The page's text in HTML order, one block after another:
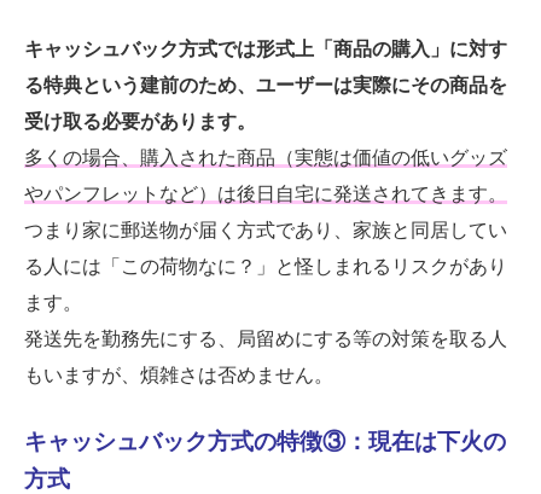
キャッシュバック方式では形式上「商品の購入」に対す
る特典という建前のため、ユーザーは実際にその商品を
受け取る必要があります。
多くの場合、購入された商品（実態は価値の低いグッズ
やパンフレットなど）は後日自宅に発送されてきます。
つまり家に郵送物が届く方式であり、家族と同居してい
る人には「この荷物なに？」と怪しまれるリスクがあり
ます。
発送先を勤務先にする、局留めにする等の対策を取る人
もいますが、煩雑さは否めません。
キャッシュバック方式の特徴③：現在は下火の
方式